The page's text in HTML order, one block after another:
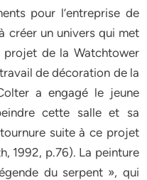
pour l’entreprise de
créer un univers qui met
projet de la Watchtower
de décoration de la
a engagé le jeune
cette salle et sa
suite à ce projet
1992, p.76). La peinture
du serpent », qui